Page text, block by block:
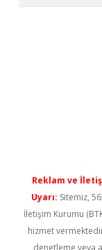
Reklam ve
Uyarı: Sitemiz,
İletişim Kurumu
hizmet
denetleme veya